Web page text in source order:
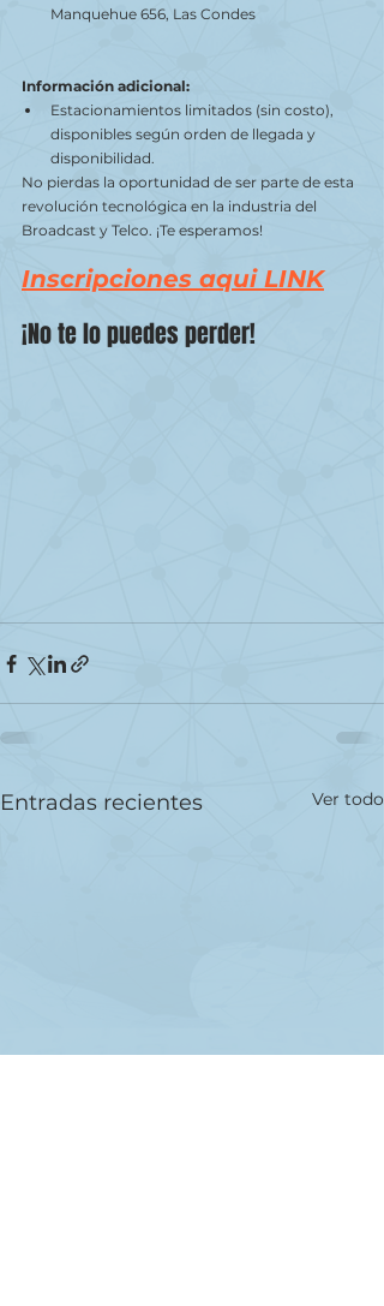
Manquehue 656, Las Condes
Información adicional:
Estacionamientos limitados (sin costo),
disponibles según orden de llegada y
disponibilidad.
No pierdas la oportunidad de ser parte de esta
revolución tecnológica en la industria del
Broadcast y Telco. ¡Te esperamos!
Inscripciones aqui LINK
¡No te lo puedes perder!
Entradas recientes Ver todo